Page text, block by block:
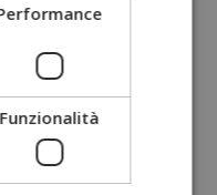
Funzionalità